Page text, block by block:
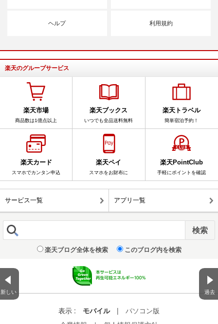
新しい 過去
ヘルプ 利用規約
楽天のグループサービス
楽天市場
商品数は1億点以上
楽天ブックス
いつでも全品送料無料
楽天トラベル
簡単宿泊予約！
楽天カード
スマホでカンタン申込
楽天ペイ
スマホをお財布に
楽天PointClub
手軽にポイントを確認
サービス一覧 アプリ一覧
楽天ブログ全体を検索 このブログ内を検索
表示 : モバイル |
パソコン版